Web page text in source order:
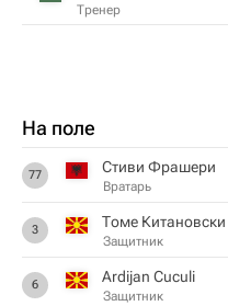
Тренер
На поле
77 Стиви Фрашери
Вратарь
3 Томе Китановски
Защитник
6 Ardijan Cuculi
Защитник